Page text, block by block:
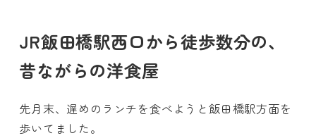
JR飯田橋駅西口から徒歩数分の、
昔ながらの洋食屋
先月末、遅めのランチを食べようと飯田橋駅方面を
歩いてました。